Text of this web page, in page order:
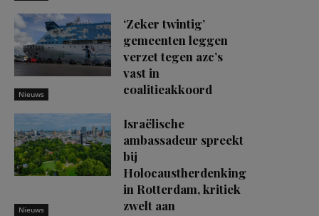
Nieuws
‘Zeker twintig’
gemeenten leggen
verzet tegen azc’s
vast in
coalitieakkoord
Nieuws
Israëlische
ambassadeur spreekt
bij
Holocaustherdenking
in Rotterdam, kritiek
zwelt aan